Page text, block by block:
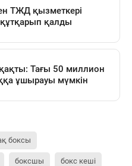
боксы
боксшы бокс кеші